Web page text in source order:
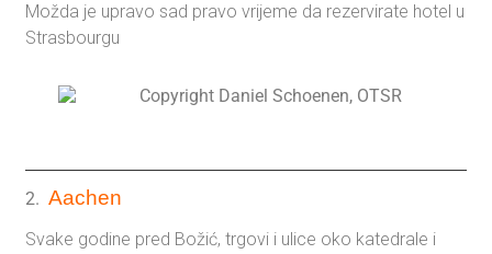
Možda je upravo sad pravo vrijeme da rezervirate hotel u
Strasbourgu
2.Aachen
Svake godine pred Božić, trgovi i ulice oko katedrale i